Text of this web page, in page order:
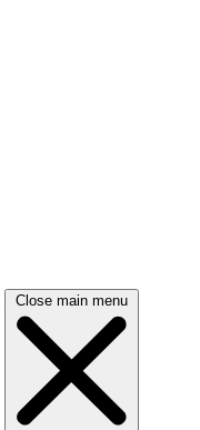
Close main menu